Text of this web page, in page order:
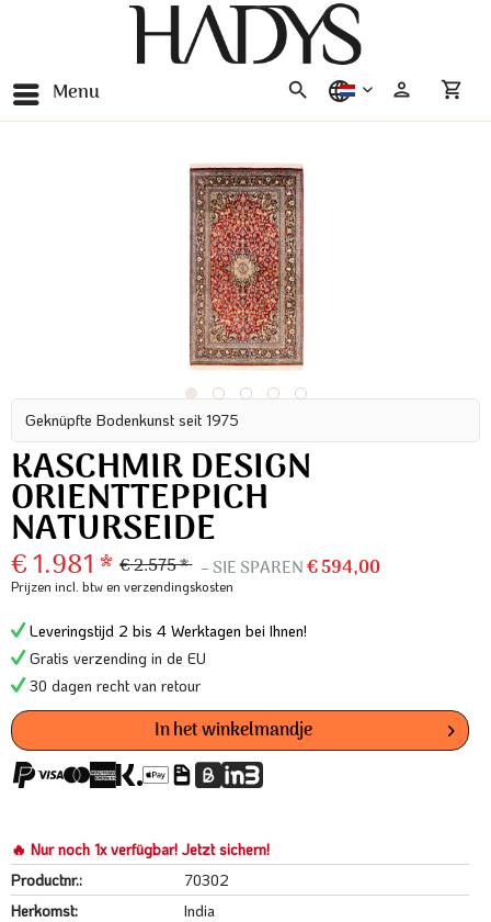
Menu nederlands
Geknüpfte Bodenkunst seit 1975
KASCHMIR DESIGN
ORIENTTEPPICH
NATURSEIDE
€ 1.981 * € 2.575 * – SIE SPAREN€ 594,00
Prijzen incl. btwen verzendingskosten
Leveringstijd 2 bis 4 Werktagen bei Ihnen!
Gratis verzending in de EU
30 dagen recht van retour
In het winkelmandje
🔥 Nur noch 1x verfügbar! Jetzt sichern!
Productnr.:
70302
Herkomst:
India